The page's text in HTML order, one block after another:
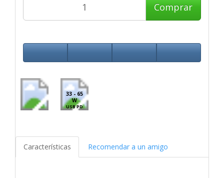
Comprar
33 - 65
W
USB PD
Características Recomendar a un amigo